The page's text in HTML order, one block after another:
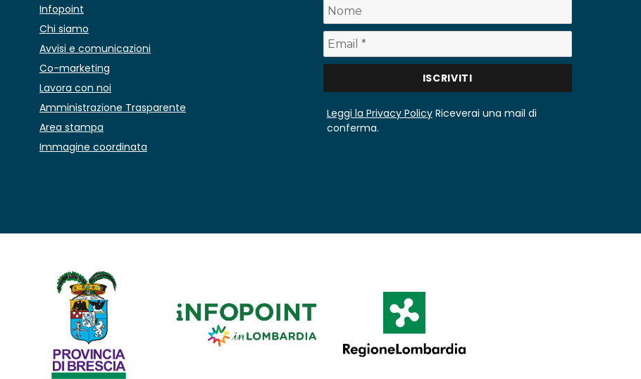
Infopoint
Chi siamo
Avvisi e comunicazioni
Co-marketing
Lavora con noi
Amministrazione Trasparente
Area stampa
Immagine coordinata
Leggi la Privacy PolicyRiceverai una mail di
conferma.